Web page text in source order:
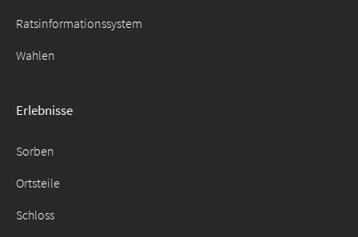
Ratsinformationssystem
Wahlen
Erlebnisse
Sorben
Ortsteile
Schloss